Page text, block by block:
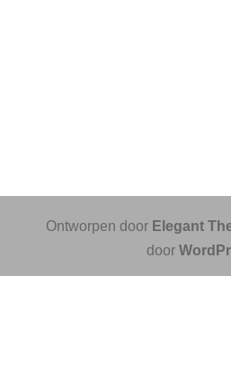
Ontworpen door Elegant
door